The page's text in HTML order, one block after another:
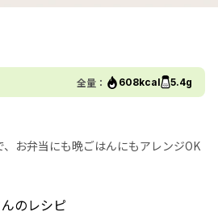
全量： 608kcal 5.4g
お弁当にも晩ごはんにもアレンジOK
のレシピ